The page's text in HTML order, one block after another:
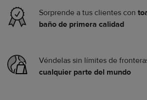
Sorprende a tus clientes con
baño de primera calidad
Véndelas sin límites de
cualquier parte del mundo